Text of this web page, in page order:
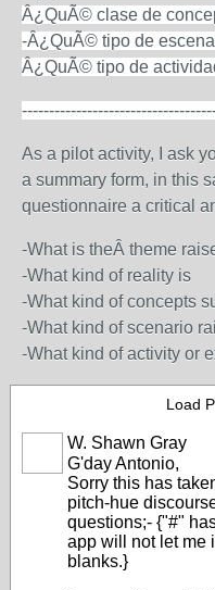
Â¿QuÃ© clase de
-Â¿QuÃ© tipo de
Â¿QuÃ© tipo de
As a pilot activity, I ask
a summary form, in this
questionnaire a critical
-What is theÂ theme
-What kind of reality is
-What kind of concepts
-What kind of scenario
-What kind of activity or
Load
W. Shawn Gray
G'day Antonio,
Sorry this has
pitch-hue
questions;- {"#"
app will not let me
blanks.}